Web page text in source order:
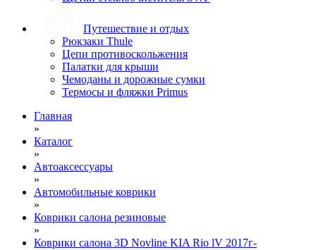
Путешествие и отдых
Рюкзаки Thule
Цепи противоскольжения
Палатки для крыши
Чемоданы и дорожные сумки
Термосы и фляжки Primus
Главная
»
Каталог
»
Автоаксессуары
»
Автомобильные коврики
»
Коврики салона резиновые
»
Коврики салона 3D Novline KIA Rio lV 2017г-